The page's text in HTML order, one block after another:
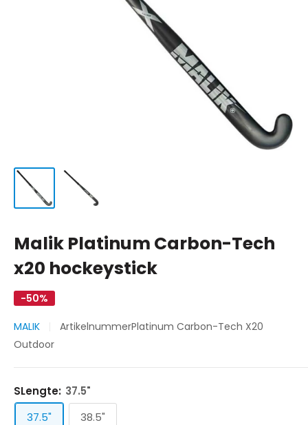
Malik Platinum Carbon-Tech
x20 hockeystick
-50%
MALIK ArtikelnummerPlatinum Carbon-Tech X20
Outdoor
SLengte: 37.5"
37.5"
38.5"